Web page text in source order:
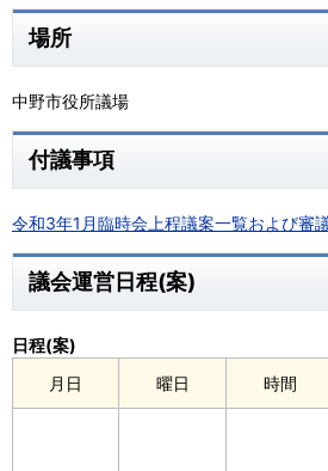
場所
中野市役所議場
付議事項
令和3年1月臨時会上程議案一覧および審
議会運営日程(案)
月日 曜日 時間
日程(案)